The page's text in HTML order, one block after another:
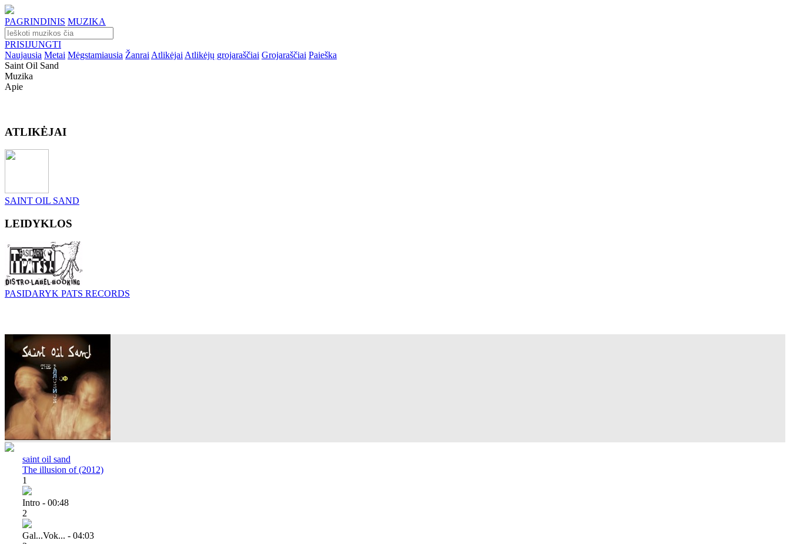
PAGRINDINIS MUZIKA
PRISIJUNGTI
Naujausia Metai Mėgstamiausia Žanrai Atlikėjai Atlikėjų grojaraščiai Grojaraščiai Paieška
Saint Oil Sand
Muzika
Apie
ATLIKĖJAI
SAINT OIL SAND
LEIDYKLOS
PASIDARYK PATS RECORDS
saint oil sand
The illusion of (2012)
1
Intro - 00:48
2
Gal...vok... - 04:03